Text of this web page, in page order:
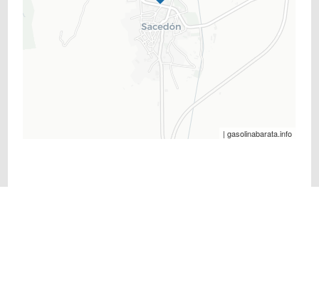
| gasolinabarata.info